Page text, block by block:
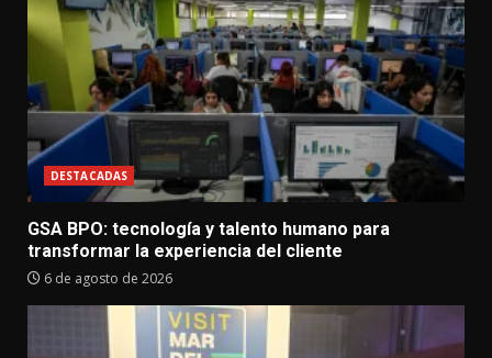
DESTACADAS
GSA BPO: tecnología y talento humano para
transformar la experiencia del cliente
6 de agosto de 2026